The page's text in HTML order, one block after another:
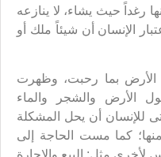
رغداً حيث يشاء، لا ينازعه
الإنسان أن شيئاً ملك أو
بما رحبت، وظهرت
الأرض والشجر والماء
للإنسان أن يحل المشكلة
كما مست الحاجة إلى